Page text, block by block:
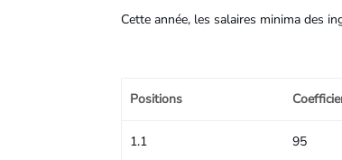
Cette année, les salaires minima des
Positions
1.1 95